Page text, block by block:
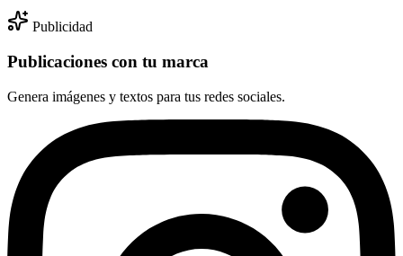
Publicidad
Publicaciones con tu marca
Genera imágenes y textos para tus redes sociales.